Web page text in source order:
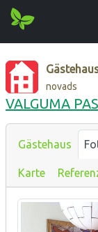
novads
VALGUMA
Gästehaus
Karte